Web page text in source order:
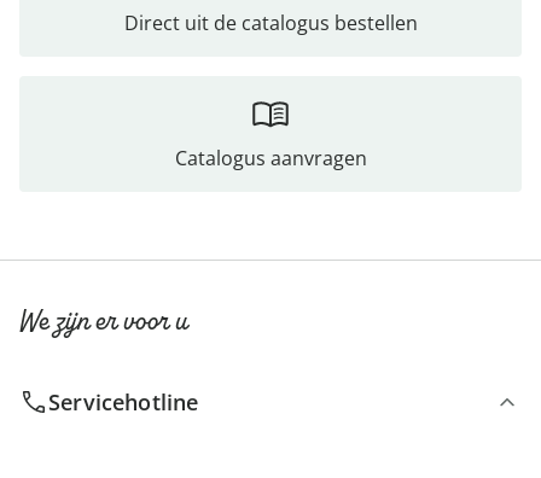
Direct uit de catalogus bestellen
Catalogus aanvragen
We zijn er voor u
Servicehotline